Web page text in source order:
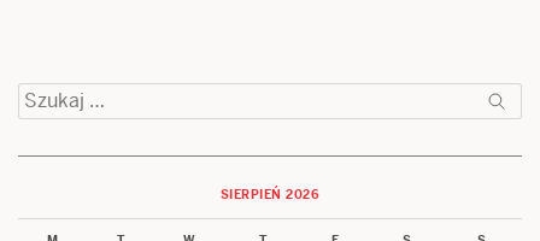
Szukaj:
SIERPIEŃ 2026